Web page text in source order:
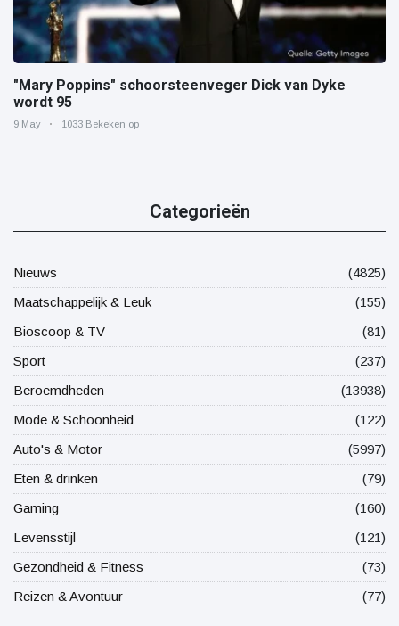
"Mary Poppins" schoorsteenveger Dick van Dyke
wordt 95
9 May 1033 Bekeken op
Categorieën
Nieuws
(4825)
Maatschappelijk & Leuk
(155)
Bioscoop & TV
(81)
Sport
(237)
Beroemdheden
(13938)
Mode & Schoonheid
(122)
Auto's & Motor
(5997)
Eten & drinken
(79)
Gaming
(160)
Levensstijl
(121)
Gezondheid & Fitness
(73)
Reizen & Avontuur
(77)